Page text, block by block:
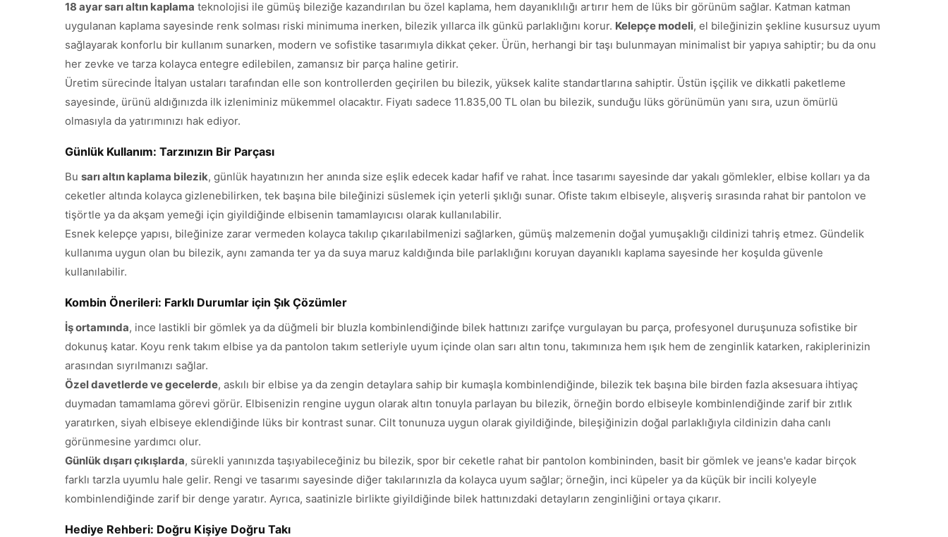
18 ayar sarı altın kaplama teknolojisi ile gümüş bileziğe kazandırılan bu özel kaplama, hem dayanıklılığı artırır hem de lüks bir görünüm sağlar. Katman katman
uygulanan kaplama sayesinde renk solması riski minimuma inerken, bilezik yıllarca ilk günkü parlaklığını korur. Kelepçe modeli, el bileğinizin şekline kusursuz uyum
sağlayarak konforlu bir kullanım sunarken, modern ve sofistike tasarımıyla dikkat çeker. Ürün, herhangi bir taşı bulunmayan minimalist bir yapıya sahiptir; bu da onu
her zevke ve tarza kolayca entegre edilebilen, zamansız bir parça haline getirir.
Üretim sürecinde İtalyan ustaları tarafından elle son kontrollerden geçirilen bu bilezik, yüksek kalite standartlarına sahiptir. Üstün işçilik ve dikkatli paketleme
sayesinde, ürünü aldığınızda ilk izleniminiz mükemmel olacaktır. Fiyatı sadece 11.835,00 TL olan bu bilezik, sunduğu lüks görünümün yanı sıra, uzun ömürlü
olmasıyla da yatırımınızı hak ediyor.
Günlük Kullanım: Tarzınızın Bir Parçası
Bu sarı altın kaplama bilezik, günlük hayatınızın her anında size eşlik edecek kadar hafif ve rahat. İnce tasarımı sayesinde dar yakalı gömlekler, elbise kolları ya da
ceketler altında kolayca gizlenebilirken, tek başına bile bileğinizi süslemek için yeterli şıklığı sunar. Ofiste takım elbiseyle, alışveriş sırasında rahat bir pantolon ve
tişörtle ya da akşam yemeği için giyildiğinde elbisenin tamamlayıcısı olarak kullanılabilir.
Esnek kelepçe yapısı, bileğinize zarar vermeden kolayca takılıp çıkarılabilmenizi sağlarken, gümüş malzemenin doğal yumuşaklığı cildinizi tahriş etmez. Gündelik
kullanıma uygun olan bu bilezik, aynı zamanda ter ya da suya maruz kaldığında bile parlaklığını koruyan dayanıklı kaplama sayesinde her koşulda güvenle
kullanılabilir.
Kombin Önerileri: Farklı Durumlar için Şık Çözümler
İş ortamında, ince lastikli bir gömlek ya da düğmeli bir bluzla kombinlendiğinde bilek hattınızı zarifçe vurgulayan bu parça, profesyonel duruşunuza sofistike bir
dokunuş katar. Koyu renk takım elbise ya da pantolon takım setleriyle uyum içinde olan sarı altın tonu, takımınıza hem ışık hem de zenginlik katarken, rakiplerinizin
arasından sıyrılmanızı sağlar.
Özel davetlerde ve gecelerde, askılı bir elbise ya da zengin detaylara sahip bir kumaşla kombinlendiğinde, bilezik tek başına bile birden fazla aksesuara ihtiyaç
duymadan tamamlama görevi görür. Elbisenizin rengine uygun olarak altın tonuyla parlayan bu bilezik, örneğin bordo elbiseyle kombinlendiğinde zarif bir zıtlık
yaratırken, siyah elbiseye eklendiğinde lüks bir kontrast sunar. Cilt tonunuza uygun olarak giyildiğinde, bileşiğinizin doğal parlaklığıyla cildinizin daha canlı
görünmesine yardımcı olur.
Günlük dışarı çıkışlarda, sürekli yanınızda taşıyabileceğiniz bu bilezik, spor bir ceketle rahat bir pantolon kombininden, basit bir gömlek ve jeans'e kadar birçok
farklı tarzla uyumlu hale gelir. Rengi ve tasarımı sayesinde diğer takılarınızla da kolayca uyum sağlar; örneğin, inci küpeler ya da küçük bir incili kolyeyle
kombinlendiğinde zarif bir denge yaratır. Ayrıca, saatinizle birlikte giyildiğinde bilek hattınızdaki detayların zenginliğini ortaya çıkarır.
Hediye Rehberi: Doğru Kişiye Doğru Takı